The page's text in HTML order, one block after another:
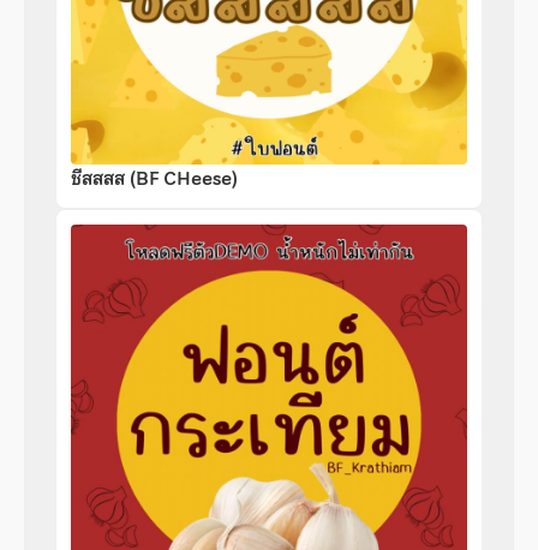
ชีสสสส (BF CHeese)